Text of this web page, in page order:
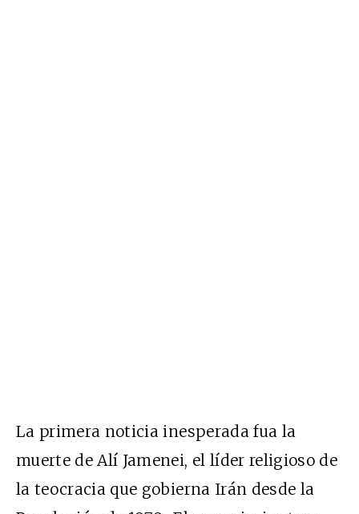
La primera noticia inesperada fua la
muerte de Alí Jamenei, el líder religioso de
la teocracia que gobierna Irán desde la